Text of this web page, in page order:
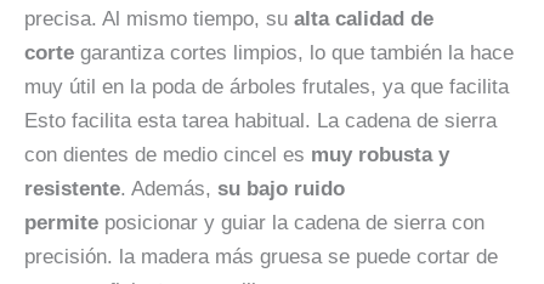
precisa. Al mismo tiempo, su alta calidad de
corte garantiza cortes limpios, lo que también la hace
muy útil en la poda de árboles frutales, ya que facilita
Esto facilita esta tarea habitual. La cadena de sierra
con dientes de medio cincel es muy robusta y
resistente. Además, su bajo ruido
permite posicionar y guiar la cadena de sierra con
precisión. la madera más gruesa se puede cortar de